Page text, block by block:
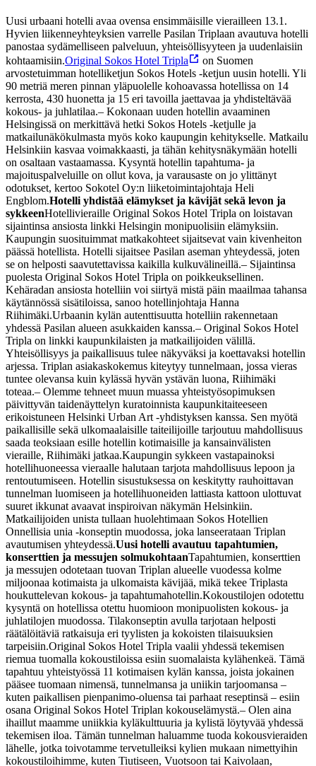
Uusi urbaani hotelli avaa ovensa ensimmäisille vierailleen 13.1.
Hyvien liikenneyhteyksien varrelle Pasilan Triplaan avautuva hotelli
panostaa sydämelliseen palveluun, yhteisöllisyyteen ja uudenlaisiin
kohtaamisiin.Original Sokos Hotel Tripla
on Suomen
arvostetuimman hotelliketjun Sokos Hotels -ketjun uusin hotelli. Yli
90 metriä meren pinnan yläpuolelle kohoavassa hotellissa on 14
kerrosta, 430 huonetta ja 15 eri tavoilla jaettavaa ja yhdisteltävää
kokous- ja juhlatilaa.– Kokonaan uuden hotellin avaaminen
Helsingissä on merkittävä hetki Sokos Hotels -ketjulle ja
matkailunäkökulmasta myös koko kaupungin kehitykselle. Matkailu
Helsinkiin kasvaa voimakkaasti, ja tähän kehitysnäkymään hotelli
on osaltaan vastaamassa. Kysyntä hotellin tapahtuma- ja
majoituspalveluille on ollut kova, ja varausaste on jo ylittänyt
odotukset, kertoo Sokotel Oy:n liiketoimintajohtaja Heli
Engblom.Hotelli yhdistää elämykset ja kävijät sekä levon ja
sykkeenHotellivieraille Original Sokos Hotel Tripla on loistavan
sijaintinsa ansiosta linkki Helsingin monipuolisiin elämyksiin.
Kaupungin suosituimmat matkakohteet sijaitsevat vain kivenheiton
päässä hotellista. Hotelli sijaitsee Pasilan aseman yhteydessä, joten
se on helposti saavutettavissa kaikilla kulkuvälineillä.– Sijaintinsa
puolesta Original Sokos Hotel Tripla on poikkeuksellinen.
Kehäradan ansiosta hotelliin voi siirtyä mistä päin maailmaa tahansa
käytännössä sisätiloissa, sanoo hotellinjohtaja Hanna
Riihimäki.Urbaanin kylän autenttisuutta hotelliin rakennetaan
yhdessä Pasilan alueen asukkaiden kanssa.– Original Sokos Hotel
Tripla on linkki kaupunkilaisten ja matkailijoiden välillä.
Yhteisöllisyys ja paikallisuus tulee näkyväksi ja koettavaksi hotellin
arjessa. Triplan asiakaskokemus kiteytyy tunnelmaan, jossa vieras
tuntee olevansa kuin kylässä hyvän ystävän luona, Riihimäki
toteaa.– Olemme tehneet muun muassa yhteistyösopimuksen
päivittyvän taidenäyttelyn kuratoinnista kaupunkitaiteeseen
erikoistuneen Helsinki Urban Art -yhdistyksen kanssa. Sen myötä
paikallisille sekä ulkomaalaisille taiteilijoille tarjoutuu mahdollisuus
saada teoksiaan esille hotellin kotimaisille ja kansainvälisten
vieraille, Riihimäki jatkaa.Kaupungin sykkeen vastapainoksi
hotellihuoneessa vieraalle halutaan tarjota mahdollisuus lepoon ja
rentoutumiseen. Hotellin sisustuksessa on keskitytty rauhoittavan
tunnelman luomiseen ja hotellihuoneiden lattiasta kattoon ulottuvat
suuret ikkunat avaavat inspiroivan näkymän Helsinkiin.
Matkailijoiden unista tullaan huolehtimaan Sokos Hotellien
Onnellisia unia -konseptin muodossa, joka lanseerataan Triplan
avautumisen yhteydessä.Uusi hotelli avautuu tapahtumien,
konserttien ja messujen solmukohtaanTapahtumien, konserttien
ja messujen odotetaan tuovan Triplan alueelle vuodessa kolme
miljoonaa kotimaista ja ulkomaista kävijää, mikä tekee Triplasta
houkuttelevan kokous- ja tapahtumahotellin.Kokoustilojen odotettu
kysyntä on hotellissa otettu huomioon monipuolisten kokous- ja
juhlatilojen muodossa. Tilakonseptin avulla tarjotaan helposti
räätälöitäviä ratkaisuja eri tyylisten ja kokoisten tilaisuuksien
tarpeisiin.Original Sokos Hotel Tripla vaalii yhdessä tekemisen
riemua tuomalla kokoustiloissa esiin suomalaista kylähenkeä. Tämä
tapahtuu yhteistyössä 11 kotimaisen kylän kanssa, joista jokainen
pääsee tuomaan nimensä, tunnelmansa ja uniikin tarjoomansa –
kuten paikallisen pienpanimo-oluensa tai parhaat reseptinsä – esiin
osana Original Sokos Hotel Triplan kokouselämystä.– Olen aina
ihaillut maamme uniikkia kyläkulttuuria ja kylistä löytyvää yhdessä
tekemisen iloa. Tämän tunnelman haluamme tuoda kokousvieraiden
lähelle, jotka toivotamme tervetulleiksi kylien mukaan nimettyihin
kokoustiloihimme, kuten Tiutiseen, Vuotsoon tai Kaivolaan,